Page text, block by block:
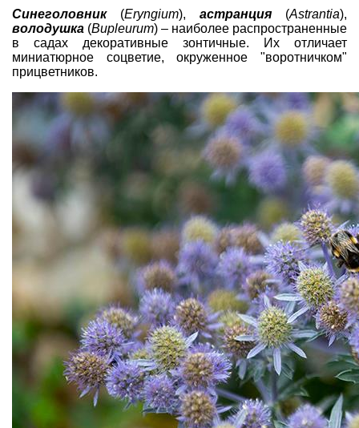
Синеголовник (Eryngium), астранция (Astrantia),
володушка (Bupleurum) – наиболее распространенные
в садах декоративные зонтичные. Их отличает
миниатюрное соцветие, окруженное "воротничком"
прицветников.